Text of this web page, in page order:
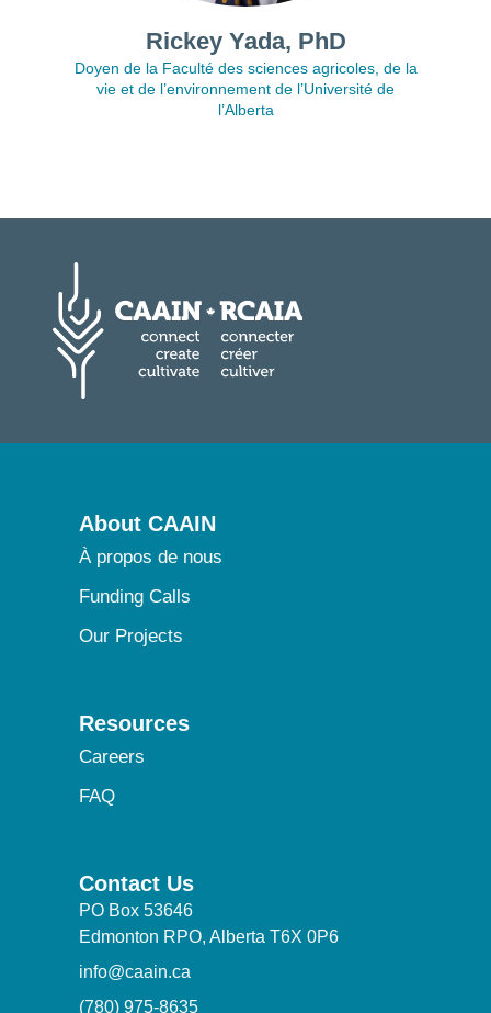
Rickey Yada, PhD
Doyen de la Faculté des sciences agricoles, de la
vie et de l’environnement de l’Université de
l’Alberta
About CAAIN
À propos de nous
Funding Calls
Our Projects
Resources
Careers
FAQ
Contact Us
PO Box 53646
Edmonton RPO, Alberta T6X 0P6
info@caain.ca
(780) 975-8635